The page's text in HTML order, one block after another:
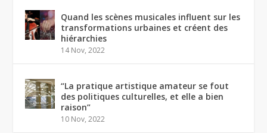
Quand les scènes musicales influent sur les
transformations urbaines et créent des
hiérarchies
14 Nov, 2022
“La pratique artistique amateur se fout
des politiques culturelles, et elle a bien
raison”
10 Nov, 2022